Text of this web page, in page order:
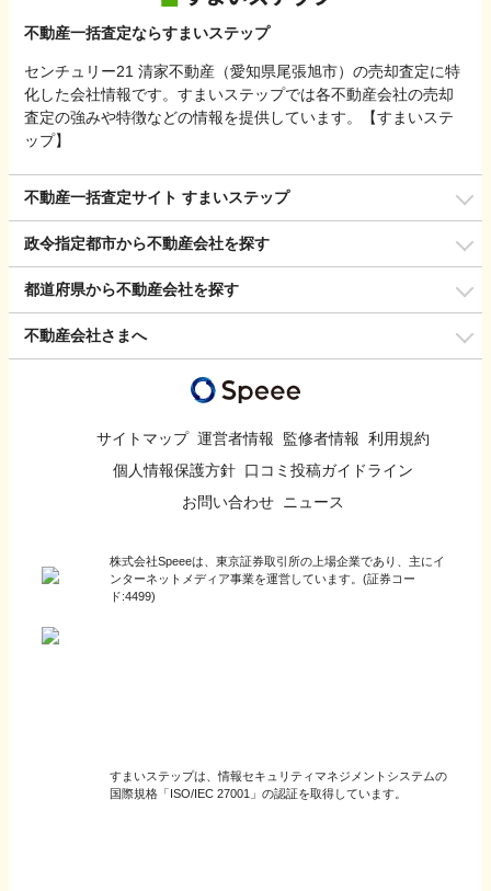
不動産一括査定ならすまいステップ
センチュリー21 清家不動産（愛知県尾張旭市）の売却査定に特
化した会社情報です。すまいステップでは各不動産会社の売却
査定の強みや特徴などの情報を提供しています。【すまいステ
ップ】
不動産一括査定サイト すまいステップ
政令指定都市から不動産会社を探す
都道府県から不動産会社を探す
不動産会社さまへ
サイトマップ 運営者情報 監修者情報 利用規約
個人情報保護方針 口コミ投稿ガイドライン
お問い合わせ ニュース
株式会社Speeeは、東京証券取引所の上場企業であり、主にイ
ンターネットメディア事業を運営しています。(証券コー
ド:4499)
すまいステップは、情報セキュリティマネジメントシステムの
国際規格「ISO/IEC 27001」の認証を取得しています。